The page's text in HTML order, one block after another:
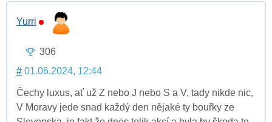
Yurri
306
# 01.06.2024, 12:44
Čechy luxus, ať už Z nebo J nebo S a V, tady nikde nic,
V Moravy jede snad každý den nějaké ty bouřky ze